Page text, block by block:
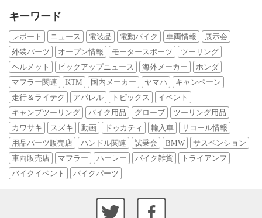
キーワード
レポート ニュース 電装品 電動バイク 車両情報
展示会
外装パーツ
オープン情報 モータースポーツ
ツーリング
ヘルメット
ピックアップニュース 海外メーカー
ホンダ
マフラー関連
KTM 国内メーカー ヤマハ
キャンペーン
走行＆ライテク
アパレル トピックス
イベント
キャンプツーリング
バイク用品 グローブ
ツーリング用品
カワサキ
スズキ 動画 ドゥカティ 輸入車
リコール情報
用品パーツ販売店
ハンドル関連 試乗会 BMW
サスペンション
車両販売店
マフラー ハーレー バイク雑貨
トライアンフ
バイクイベント
バイクパーツ